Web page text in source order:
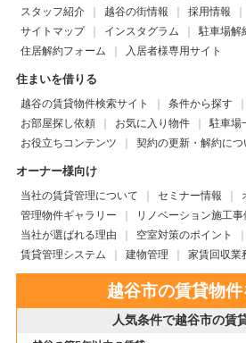
スタッフ紹介
越谷の街情報 採用情報
サイトマップ
インスタグラム
駐車場解
住居解約フォーム
入居者様専用サイト
住まいを借りる
越谷の賃貸物件検索サイト 条件から探す
お部屋探し依頼
お気に入り物件
駐車場
お役立ちコンテンツ
契約の更新・解約につ
オーナー様向け
当社の賃貸管理について セミナー情報
管理物件ギャラリー
リノベーション施工事
当社が選ばれる理由
空室対策のポイント
賃貸管理システム
建物管理 家賃回収業
越谷市の賃貸物
人気条件で越谷市の賃